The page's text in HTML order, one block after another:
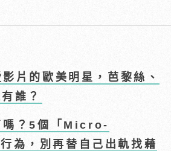
片的歐美明星，芭黎絲、
誰？
嗎？5個「Micro-
為，別再替自己出軌找藉